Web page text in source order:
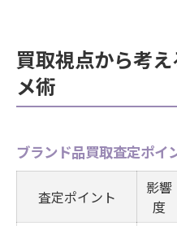
買取視点から考
メ術
ブランド品買取査定ポイ
査定ポイント
影響
度